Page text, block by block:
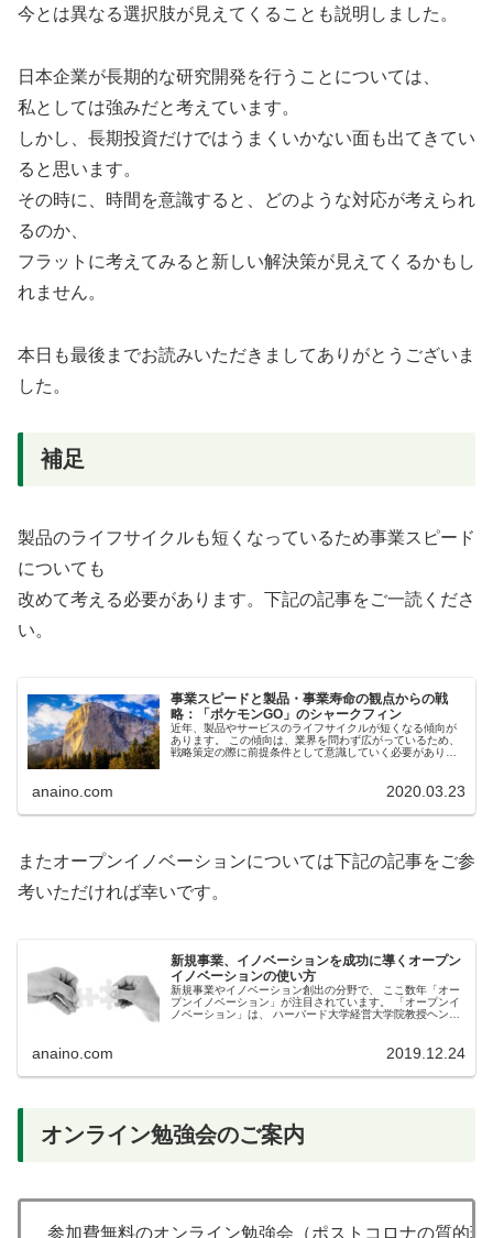
今とは異なる選択肢が見えてくることも説明しました。
日本企業が長期的な研究開発を行うことについては、
私としては強みだと考えています。
しかし、長期投資だけではうまくいかない面も出てきてい
ると思います。
その時に、時間を意識すると、どのような対応が考えられ
るのか、
フラットに考えてみると新しい解決策が見えてくるかもし
れません。
本日も最後までお読みいただきましてありがとうございま
した。
補足
製品のライフサイクルも短くなっているため事業スピード
についても
改めて考える必要があります。下記の記事をご一読くださ
い。
事業スピードと製品・事業寿命の観点からの戦
略：「ポケモンGO」のシャークフィン
近年、製品やサービスのライフサイクルが短くなる傾向が
あります。 この傾向は、業界を問わず広がっているため、
戦略策定の際に前提条件として意識していく必要がありま
anaino.com 2020.03.23
またオープンイノベーションについては下記の記事をご参
考いただければ幸いです。
新規事業、イノベーションを成功に導くオープン
イノベーションの使い方
新規事業やイノベーション創出の分野で、 ここ数年「オー
プンイノベーション」が注目されています。 「オープンイ
ノベーション」は、 ハーバード大学経営大学院教授ヘンリ
anaino.com 2019.12.24
オンライン勉強会のご案内
参加費無料のオンライン勉強会（ポストコロナの質的